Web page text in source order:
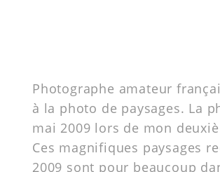
Photographe amateur
à la photo de paysages. La
mai 2009 lors de mon
Ces magnifiques paysages
2009 sont pour beaucoup